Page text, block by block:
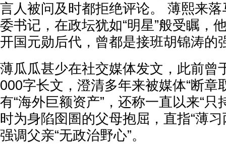
言人被问及时都拒绝评论。 薄熙来
委书记，在政坛犹如“明星”般受瞩，
开国元勋后代，曾都是接班胡锦涛的
薄瓜瓜甚少在社交媒体发文，此前曾
000字长文，澄清多年来被媒体“断章
有“海外巨额资产”，还称一直以来“只
时为身陷囹圄的父母抱屈，直指“薄
强调父亲“无政治野心”。